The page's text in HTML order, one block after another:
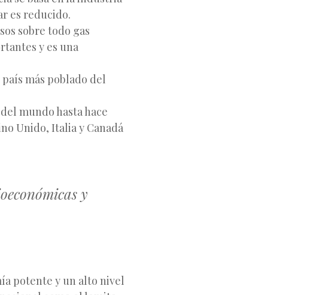
es reducido.
sobre todo gas
y es una
más poblado del
mundo hasta hace
Unido, Italia y Canadá
y
potente y un alto nivel